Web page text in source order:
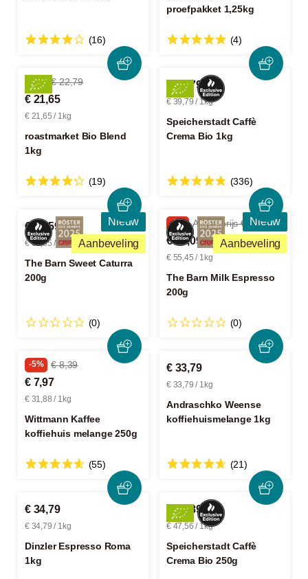
(16)
proefpakket 1,25kg
(4)
-5% € 22,79
€ 21,65
€ 21,65 / 1kg
roastmarket Bio Blend
1kg
(19)
€ 39,79
€ 39,79 / 1kg
Speicherstadt Caffè
Crema Bio 1kg
(336)
Nieuw
Aanbeveling
€ 13,59
€ 67,95 / 1kg
The Barn Sweet Caturra
200g
(0)
Nieuw
Aanbeveling
-3% Adviesprijs € 11,50
€ 11,09
€ 55,45 / 1kg
The Barn Milk Espresso
200g
(0)
-5% € 8,39
€ 7,97
€ 31,88 / 1kg
Wittmann Kaffee
koffiehuis melange 250g
(55)
€ 33,79
€ 33,79 / 1kg
Andraschko Weense
koffiehuismelange 1kg
(21)
€ 34,79
€ 34,79 / 1kg
Dinzler Espresso Roma
1kg
€ 11,89
€ 47,56 / 1kg
Speicherstadt Caffè
Crema Bio 250g